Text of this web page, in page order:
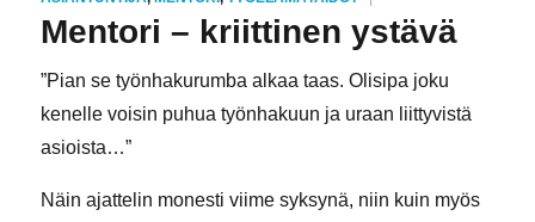
Mentori – kriittinen ystävä
”Pian se työnhakurumba alkaa taas. Olisipa joku
kenelle voisin puhua työnhakuun ja uraan liittyvistä
asioista…”
Näin ajattelin monesti viime syksynä, niin kuin myös